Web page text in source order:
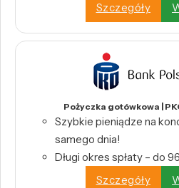
Szczegóły
Pożyczka gotówkowa |
Szybkie pieniądze na
samego dnia!
Długi okres spłaty – do
Szczegóły